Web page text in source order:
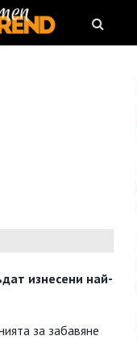
изнесени най-
за забавяне